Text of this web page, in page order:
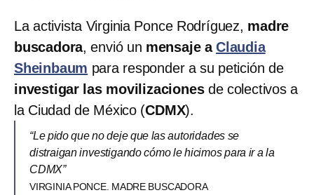
La activista Virginia Ponce Rodríguez, madre
buscadora, envió un mensaje aClaudia
Sheinbaum para responder a su petición de
investigar las movilizacionesde colectivos a
la Ciudad de México (CDMX).
“Le pido que no deje que las autoridades se
distraigan investigando cómo le hicimos para ir a la
CDMX”
VIRGINIA PONCE. MADRE BUSCADORA